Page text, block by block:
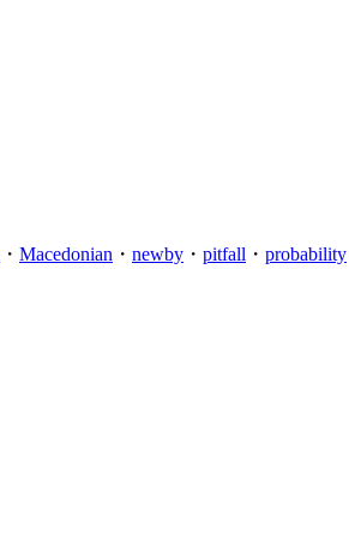
・ Macedonian ・ newby ・ pitfall ・ probability